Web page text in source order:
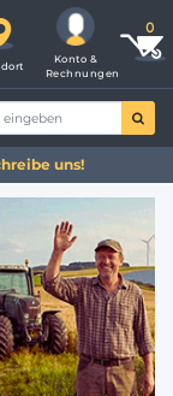
Konto &
Rechnungen
uns!